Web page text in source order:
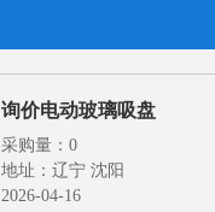
询价电动玻璃吸盘
采购量：0
地址：辽宁 沈阳
2026-04-16